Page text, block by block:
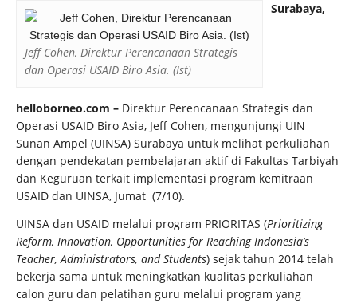
Jeff Cohen, Direktur Perencanaan Strategis
dan Operasi USAID Biro Asia. (Ist)
Surabaya,
helloborneo.com – Direktur Perencanaan Strategis dan
Operasi USAID Biro Asia, Jeff Cohen, mengunjungi UIN
Sunan Ampel (UINSA) Surabaya untuk melihat perkuliahan
dengan pendekatan pembelajaran aktif di Fakultas Tarbiyah
dan Keguruan terkait implementasi program kemitraan
USAID dan UINSA, Jumat (7/10).
UINSA dan USAID melalui program PRIORITAS (Prioritizing
Reform, Innovation, Opportunities for Reaching Indonesia’s
Teacher, Administrators, and Students) sejak tahun 2014 telah
bekerja sama untuk meningkatkan kualitas perkuliahan
calon guru dan pelatihan guru melalui program yang